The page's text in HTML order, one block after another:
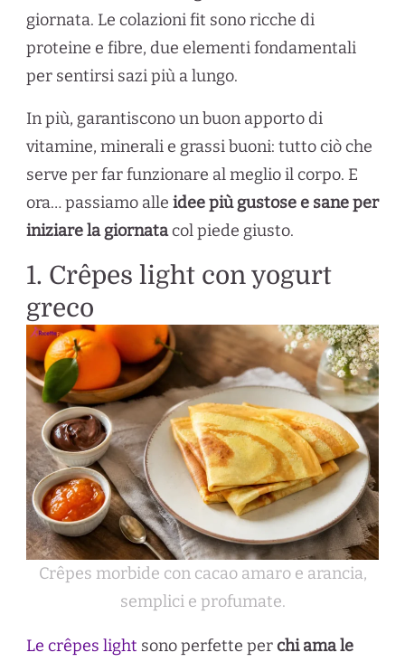
giornata. Le colazioni fit sono ricche di
proteine e fibre, due elementi fondamentali
per sentirsi sazi più a lungo.
In più, garantiscono un buon apporto di
vitamine, minerali e grassi buoni: tutto ciò che
serve per far funzionare al meglio il corpo. E
ora… passiamo alle idee più gustose e sane per
iniziare la giornatacol piede giusto.
1. Crêpes light con yogurt
greco
Crêpes morbide con cacao amaro e arancia,
semplici e profumate.
Le crêpes light sono perfette perchi ama le